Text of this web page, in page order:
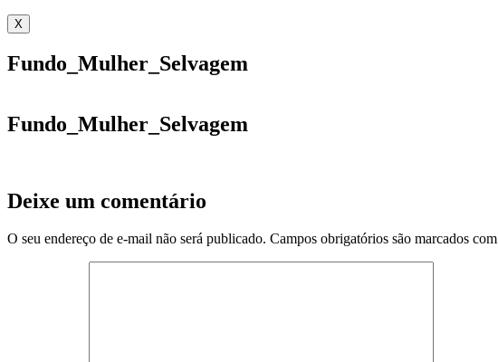
X
Fundo_Mulher_Selvagem
Fundo_Mulher_Selvagem
Deixe um comentário
O seu endereço de e-mail não será publicado. Campos obrigatórios são marcados com